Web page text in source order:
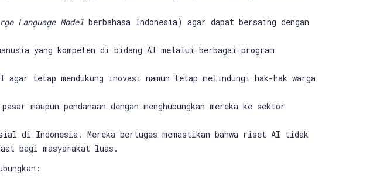
Language Model berbahasa Indonesia) agar dapat bersaing dengan
yang kompeten di bidang AI melalui berbagai program
tetap mendukung inovasi namun tetap melindungi hak-hak warga
maupun pendanaan dengan menghubungkan mereka ke sektor
di Indonesia. Mereka bertugas memastikan bahwa riset AI tidak
bagi masyarakat luas.